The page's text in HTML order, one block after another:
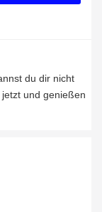
du dir nicht
und genießen